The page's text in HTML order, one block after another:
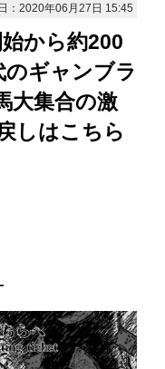
：2020年06月27日 15:45
始から約200
ギャンブラ
大集合の激
しはこちら